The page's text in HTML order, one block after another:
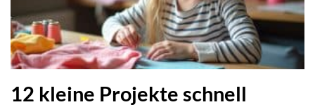
12 kleine Projekte schnell